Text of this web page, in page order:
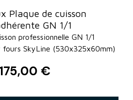
Plaque de cuisson
GN 1/1
professionnelle GN 1/1
SkyLine (530x325x60mm)
175,00 €